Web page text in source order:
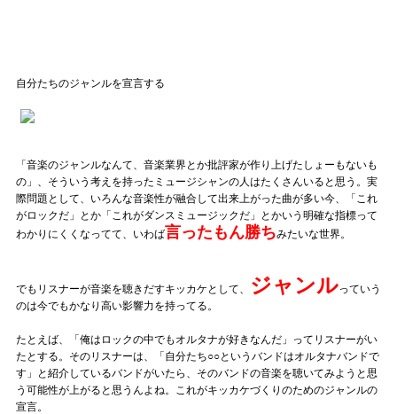
Follow us
Official SNS
自分たちのジャンルを宣言する
「音楽のジャンルなんて、音楽業界とか批評家が作り上げたしょーもないも
の」、そういう考えを持ったミュージシャンの人はたくさんいると思う。実
際問題として、いろんな音楽性が融合して出来上がった曲が多い今、「これ
がロックだ」とか「これがダンスミュージックだ」とかいう明確な指標って
わかりにくくなってて、いわば言ったもん勝ちみたいな世界。
でもリスナーが音楽を聴きだすキッカケとして、 ジャンルっていう
のは今でもかなり高い影響力を持ってる。
たとえば、「俺はロックの中でもオルタナが好きなんだ」ってリスナーがい
たとする。そのリスナーは、「自分たち○○というバンドはオルタナバンドで
す」と紹介しているバンドがいたら、そのバンドの音楽を聴いてみようと思
う可能性が上がると思うんよね。これがキッカケづくりのためのジャンルの
宣言。